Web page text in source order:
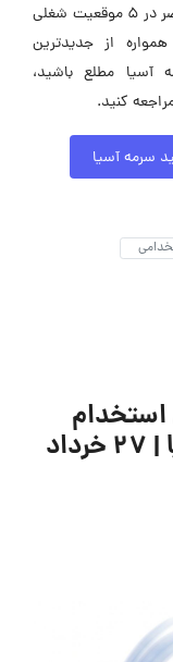
اکتشاف و تولید سرمه آسیا در حال حاضر در ۵ موقعیت شغلی
از جدیدترین
آسیا مطلع باشید،
کنید.
سرمه آسیا
هلدینگ آموزشی ایران اروپا | ۲۷ خرداد